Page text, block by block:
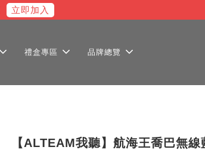
立即加入
禮盒專區 品牌總覽
【ALTEAM我聽】航海王喬巴無